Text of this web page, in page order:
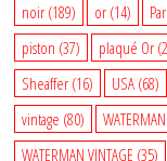
noir(189) or(14)
piston (37) plaqué Or
Sheaffer(16) USA(68)
vintage (80) WATERMAN
WATERMAN VINTAGE (35)